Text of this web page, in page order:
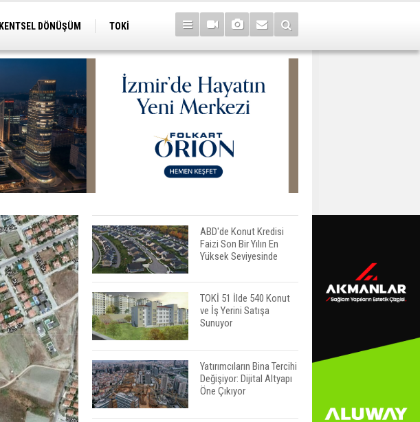
KENTSEL DÖNÜŞÜM
TOKİ
ABD'de Konut Kredisi
Faizi Son Bir Yılın En
Yüksek Seviyesinde
TOKİ 51 İlde 540 Konut
ve İş Yerini Satışa
Sunuyor
Yatırımcıların Bina Tercihi
Değişiyor: Dijital Altyapı
Öne Çıkıyor